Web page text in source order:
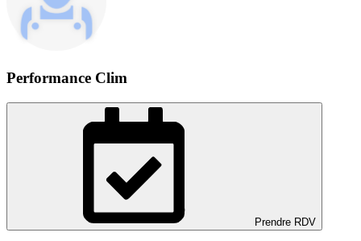
Performance Clim
Prendre RDV